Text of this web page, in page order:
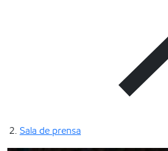
Sala de prensa